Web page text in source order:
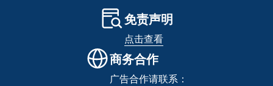
免责声明
点击查看
商务合作
广告合作请联系：